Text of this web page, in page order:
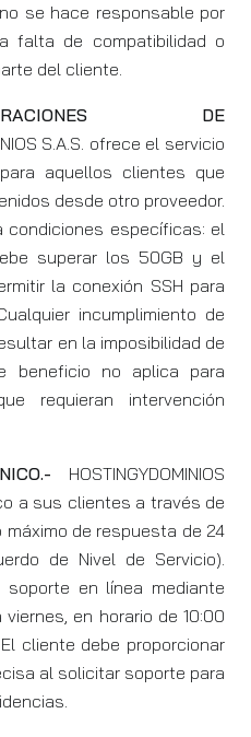
no se hace responsable por
falta de compatibilidad o
del cliente.
DE
S.A.S. ofrece el servicio
aquellos clientes que
desde otro proveedor.
específicas: el
superar los 50GB y el
la conexión SSH para
incumplimiento de
en la imposibilidad de
beneficio no aplica para
requieran intervención
HOSTINGYDOMINIOS
a sus clientes a través de
de respuesta de 24
de Nivel de Servicio).
en línea mediante
en horario de 10:00
cliente debe proporcionar
al solicitar soporte para